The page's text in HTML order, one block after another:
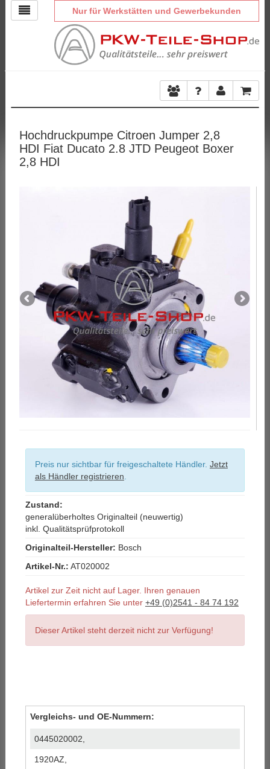
Nur für Werkstätten und Gewerbekunden
Hochdruckpumpe Citroen Jumper 2,8
HDI Fiat Ducato 2.8 JTD Peugeot Boxer
2,8 HDI
Preis nur sichtbar für freigeschaltete Händler. Jetzt
als Händler registrieren
Zustand:
generalüberholtes Originalteil (neuwertig)
inkl. Qualitätsprüfprotokoll
Originalteil-Hersteller: Bosch
Artikel-Nr.: AT020002
Artikel zur Zeit nicht auf Lager. Ihren genauen
Liefertermin erfahren Sie unter +49 (0)2541 - 84 74 192
Dieser Artikel steht derzeit nicht zur Verfügung!
Vergleichs- und OE-Nummern:
0445020002,
1920AZ,